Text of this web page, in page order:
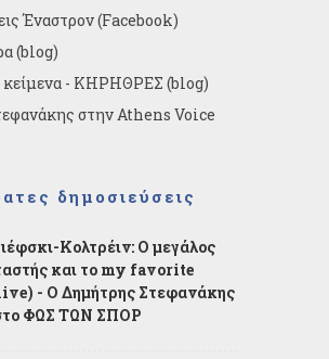
Έναστρον (Facebook)
(blog)
κείμενα - ΚΗΡΗΘΡΕΣ (blog)
στην Athens Voice
δημοσιεύσεις
Κολτρέιν: Ο μεγάλος
και το my favorite
- Ο Δημήτρης Στεφανάκης
ΦΩΣ ΤΩΝ ΣΠΟΡ